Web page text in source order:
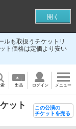
ルも取扱うチケットリ
ト価格は定価より安い
出品 ログイン メニュー
ット
この公演の
チケットを売る
開く